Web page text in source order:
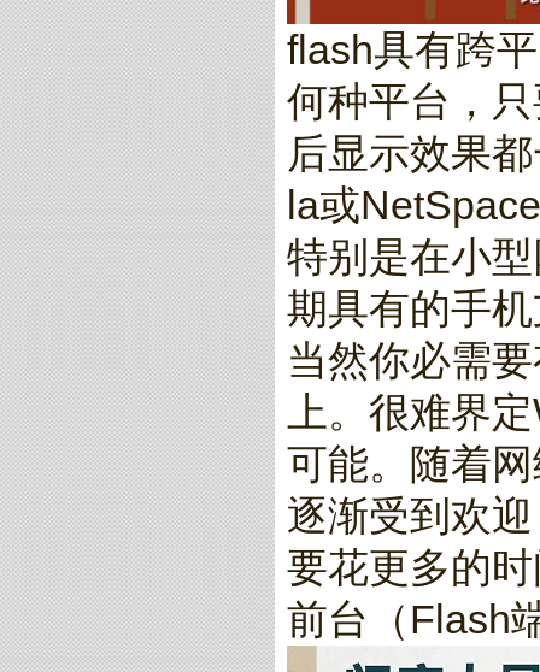
flash具有跨
何种平台，
后显示效果
la或
特别是在小
期具有的手
当然你必需
上。很难界
可能。随着
逐渐受到欢
要花更多的
前台（Flash